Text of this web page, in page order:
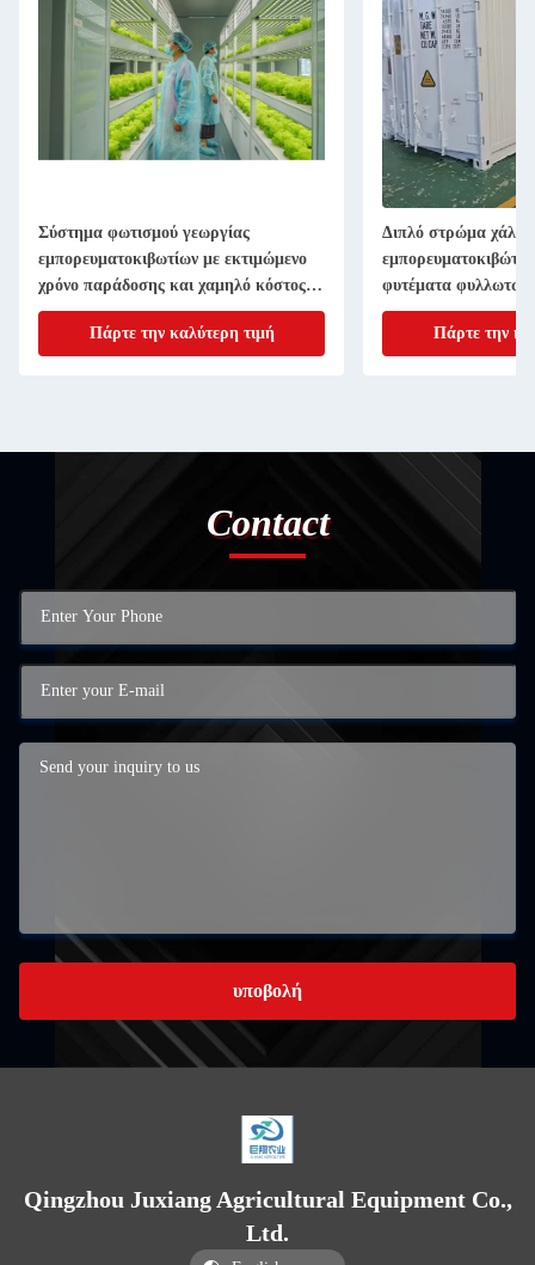
Σύστημα φωτισμού γεωργίας
εμπορευματοκιβωτίων με εκτιμώμενο
χρόνο παράδοσης και χαμηλό κόστος
αποστολής
Πάρτε την καλύτερη τιμή
Διπλό στρώμα
φυτέματα φυλλωτών
Πάρτε την
Contact
υποβολή
Qingzhou Juxiang Agricultural Equipment Co.,
Ltd.